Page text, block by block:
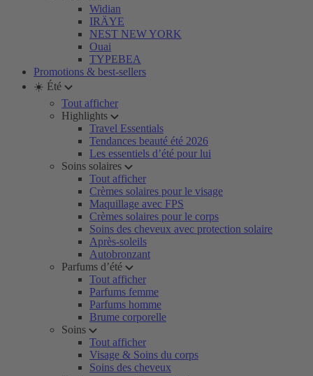
Widian
IRÄYE
NEST NEW YORK
Ouai
TYPEBEA
Promotions & best-sellers
☀️ Été
Tout afficher
Highlights
Travel Essentials
Tendances beauté été 2026
Les essentiels d’été pour lui
Soins solaires
Tout afficher
Crèmes solaires pour le visage
Maquillage avec FPS
Crèmes solaires pour le corps
Soins des cheveux avec protection solaire
Après-soleils
Autobronzant
Parfums d’été
Tout afficher
Parfums femme
Parfums homme
Brume corporelle
Soins
Tout afficher
Visage & Soins du corps
Soins des cheveux